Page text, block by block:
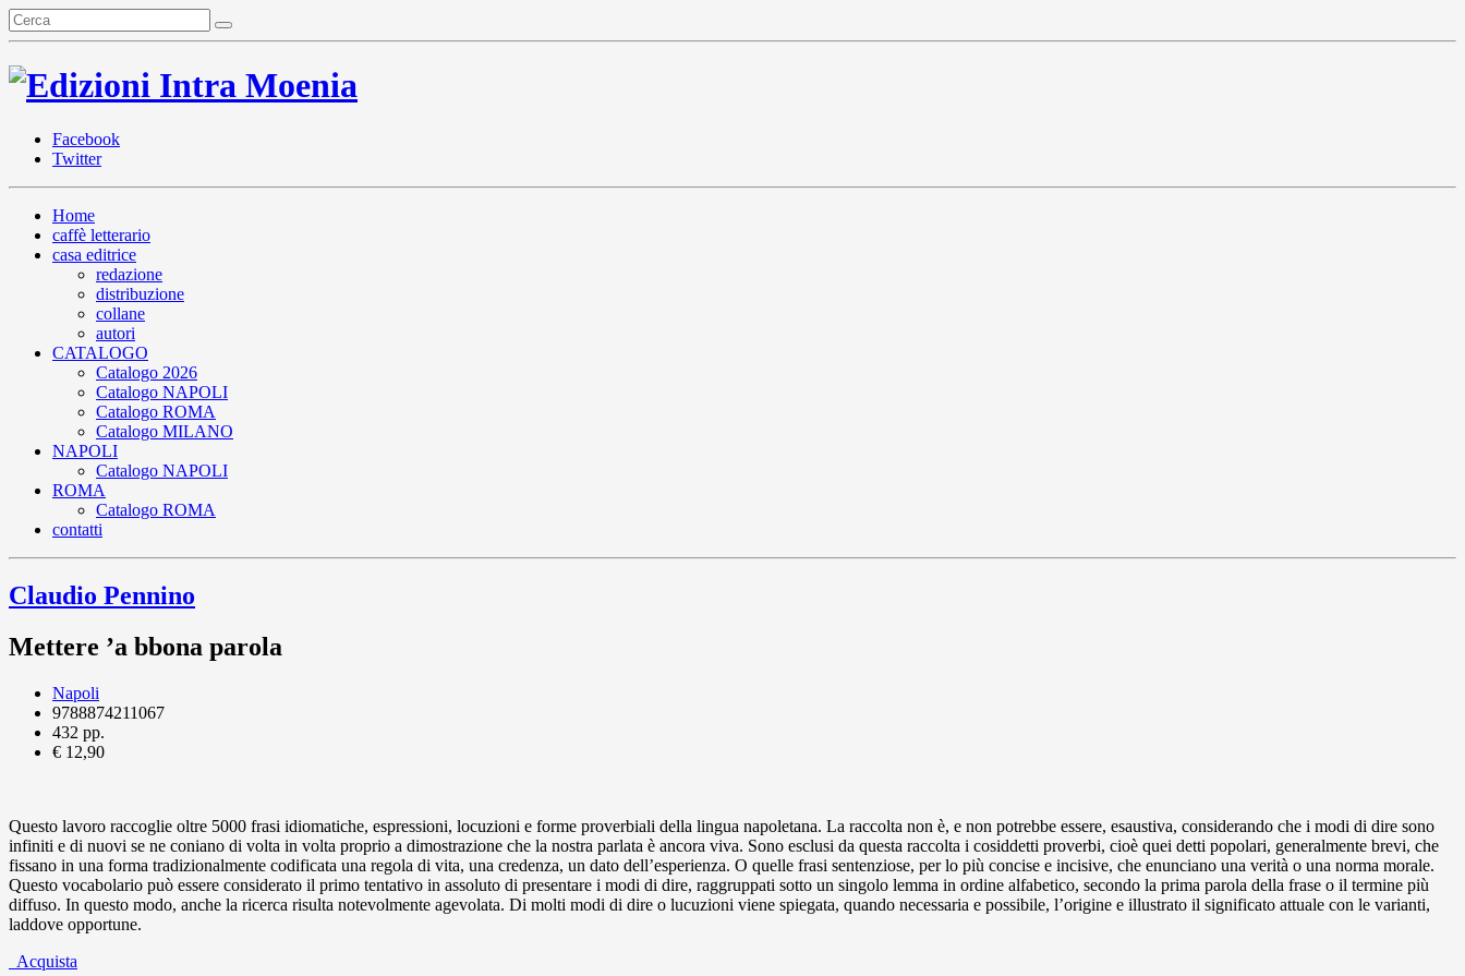
Facebook
Twitter
Home
caffè letterario
casa editrice
redazione
distribuzione
collane
autori
CATALOGO
Catalogo 2026
Catalogo NAPOLI
Catalogo ROMA
Catalogo MILANO
NAPOLI
Catalogo NAPOLI
ROMA
Catalogo ROMA
contatti
Claudio Pennino
Mettere ’a bbona parola
Napoli
9788874211067
432 pp.
€ 12,90
Questo lavoro raccoglie oltre 5000 frasi idiomatiche, espressioni, locuzioni e forme proverbiali della lingua napoletana. La raccolta non è, e non potrebbe essere, esaustiva, considerando che i modi di dire sono
infiniti e di nuovi se ne coniano di volta in volta proprio a dimostrazione che la nostra parlata è ancora viva. Sono esclusi da questa raccolta i cosiddetti proverbi, cioè quei detti popolari, generalmente brevi, che
fissano in una forma tradizionalmente codificata una regola di vita, una credenza, un dato dell’esperienza. O quelle frasi sentenziose, per lo più concise e incisive, che enunciano una verità o una norma morale.
Questo vocabolario può essere considerato il primo tentativo in assoluto di presentare i modi di dire, raggruppati sotto un singolo lemma in ordine alfabetico, secondo la prima parola della frase o il termine più
diffuso. In questo modo, anche la ricerca risulta notevolmente agevolata. Di molti modi di dire o lucuzioni viene spiegata, quando necessaria e possibile, l’origine e illustrato il significato attuale con le varianti,
laddove opportune.
Acquista